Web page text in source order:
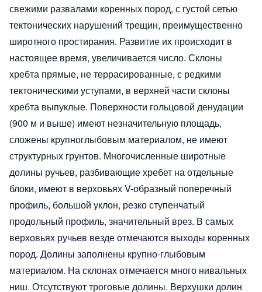
свежими развалами коренных пород, с густой сетью
тектонических нарушений трещин, преимущественно
широтного простирания. Развитие их происходит в
настоящее время, увеличивается число. Склоны
хребта прямые, не террасированные, с редкими
тектоническими уступами, в верхней части склоны
хребта выпуклые. Поверхности гольцовой денудации
(900 м и выше) имеют незначительную площадь,
сложены крупноглыбовым материалом, не имеют
структурных грунтов. Многочисленные широтные
долины ручьев, разбивающие хребет на отдельные
блоки, имеют в верховьях V-образный поперечный
профиль, большой уклон, резко ступенчатый
продольный профиль, значительный врез. В самых
верховьях ручьев везде отмечаются выходы коренных
пород. Долины заполнены крупно-глыбовым
материалом. На склонах отмечается много нивальных
ниш. Отсутствуют троговые долины. Верхушки долин